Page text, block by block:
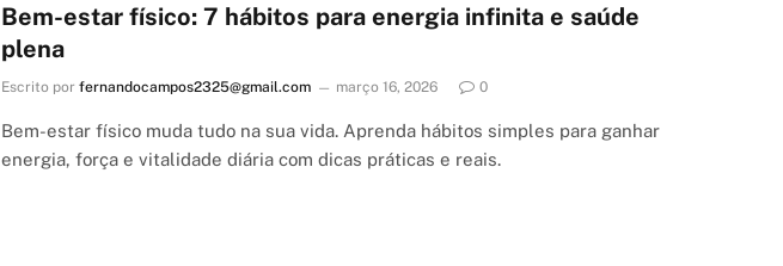
Bem-estar físico: 7 hábitos para energia infinita e saúde
plena
Escrito por fernandocampos2325@gmail.com março 16, 2026 0
Bem-estar físico muda tudo na sua vida. Aprenda hábitos simples para ganhar
energia, força e vitalidade diária com dicas práticas e reais.